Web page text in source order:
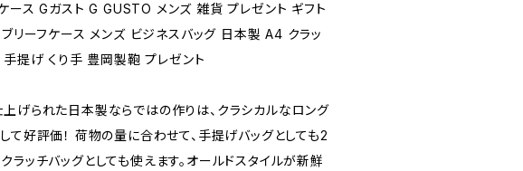
ース Gガスト G GUSTO メンズ 雑貨 プレゼント ギフト
ブリーフケース メンズ ビジネスバッグ 日本製 A4 クラッ
手提げ くり手 豊岡製鞄 プレゼント
げられた日本製ならではの作りは、クラシカルなロング
て好評価！ 荷物の量に合わせて、手提げバッグとしても2
ラッチバッグとしても使えます。オールドスタイルが新鮮